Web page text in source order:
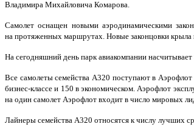
Владимира Михайловича Комарова.
Самолет оснащен новыми аэродинамическими
на протяженных маршрутах. Новые законцовки
На сегодняшний день парк авиакомпании
Все самолеты семейства А320 поступают в
бизнес-классе и 150 в экономическом. Аэрофлот
на один самолет Аэрофлот входит в число мировых
Лайнеры семейства А320 относятся к числу